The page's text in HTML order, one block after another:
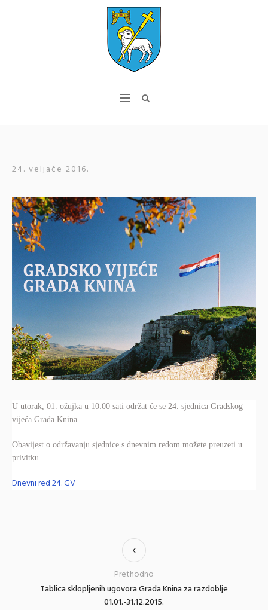
24. veljače 2016.
U utorak, 01. ožujka u 10:00 sati održat će se 24. sjednica Gradskog
vijeća Grada Knina.
Obavijest o održavanju sjednice s dnevnim redom možete preuzeti u
privitku.
Dnevni red 24. GV
Tablica sklopljenih ugovora Grada Knina za razdoblje
01.01.-31.12.2015.
Prethodno